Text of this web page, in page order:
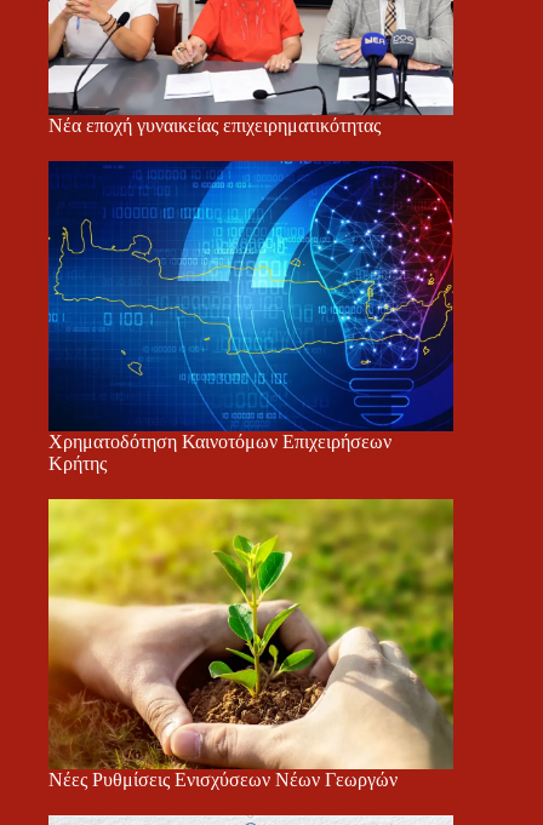
Νέα εποχή γυναικείας επιχειρηματικότητας
Χρηματοδότηση Καινοτόμων Επιχειρήσεων
Κρήτης
Νέες Ρυθμίσεις Ενισχύσεων Νέων Γεωργών